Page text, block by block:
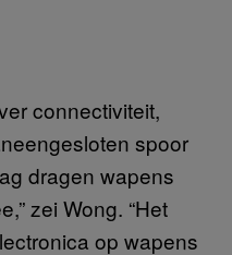
connectiviteit,
spoor
dragen wapens
zei Wong. “Het
op wapens